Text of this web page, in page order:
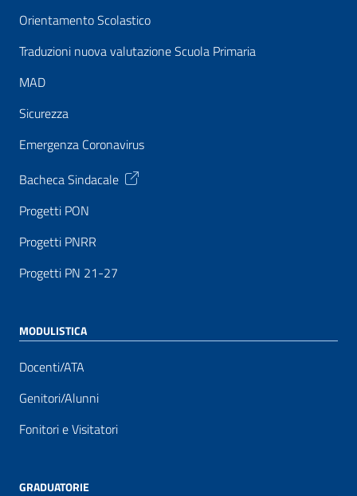
Orientamento Scolastico
Traduzioni nuova valutazione Scuola Primaria
MAD
Sicurezza
Emergenza Coronavirus
Bacheca Sindacale
Progetti PON
Progetti PNRR
Progetti PN 21-27
MODULISTICA
Docenti/ATA
Genitori/Alunni
Fonitori e Visitatori
GRADUATORIE